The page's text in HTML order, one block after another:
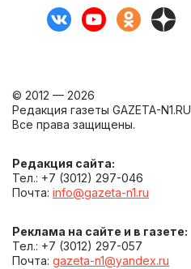
© 2012 — 2026
Редакция газеты GAZETA-N1.RU
Все права защищены.
Редакция сайта:
Тел.: +7 (3012) 297-046
Почта: info@gazeta-n1.ru
Реклама на сайте и в газете:
Тел.: +7 (3012) 297-057
Почта: gazeta-n1@yandex.ru